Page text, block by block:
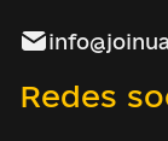
Redes